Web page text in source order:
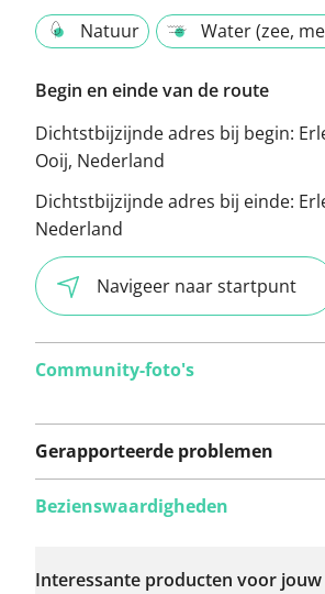
Natuur Water (zee,
Begin en einde van de route
Dichtstbijzijnde adres bij begin:
Ooij, Nederland
Dichtstbijzijnde adres bij einde:
Nederland
Navigeer naar startpunt
Community-foto's
Gerapporteerde problemen
problemen op deze
Bezienswaardigheden
Interessante producten voor